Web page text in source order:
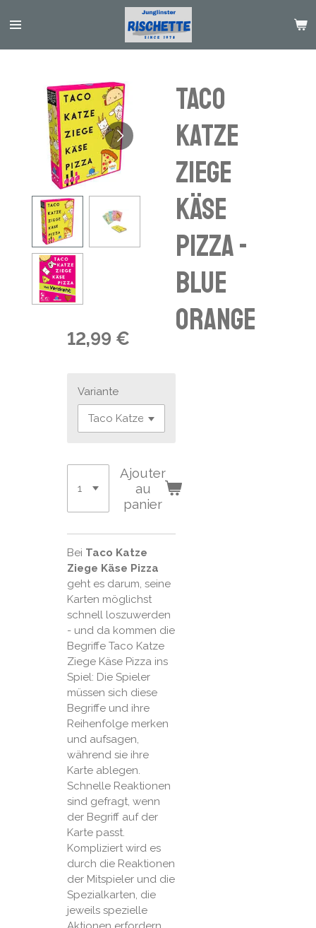
au
Taco
Katze
Ziege
Käse
Pizza -
blue
orange
12,99 €
Variante
Ajouter
au
panier
Bei Taco Katze
Ziege Käse Pizza
geht es darum, seine
Karten möglichst
schnell loszuwerden
- und da kommen die
Begriffe Taco Katze
Ziege Käse Pizza ins
Spiel: Die Spieler
müssen sich diese
Begriffe und ihre
Reihenfolge merken
und aufsagen,
während sie ihre
Karte ablegen.
Schnelle Reaktionen
sind gefragt, wenn
der Begriff auf der
Karte passt.
Kompliziert wird es
durch die Reaktionen
der Mitspieler und die
Spezialkarten, die
jeweils spezielle